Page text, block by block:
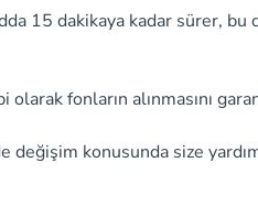
15 dakikaya kadar sürer, bu
fonların alınmasını
konusunda size